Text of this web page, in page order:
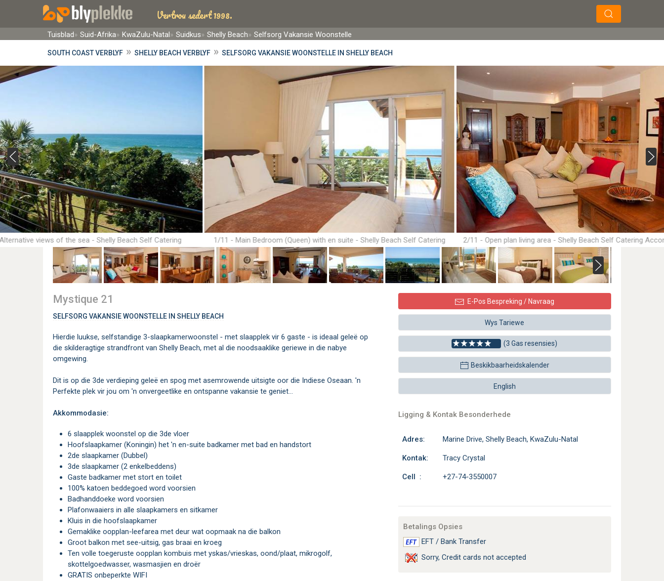
Vertrou sedert 1998.
Tuisblad Suid-Afrika KwaZulu-Natal Suidkus Shelly Beach Selfsorg Vakansie Woonstelle
SOUTH COAST VERBLYF » SHELLY BEACH VERBLYF » SELFSORG VAKANSIE WOONSTELLE IN SHELLY BEACH
1/11 - Main Bedroom (Queen) with en suite - Shelly Beach Self Catering
Accommodation
2/11 - Open plan living area - Shelly Beach Self Catering
views of the sea - Shelly Beach Self Catering
Accommodation
E-Pos Bespreking / Navraag
Wys Tariewe
(3 Gas resensies)
Beskikbaarheidskalender
English
Ligging & Kontak Besonderhede
Adres: Marine Drive, Shelly Beach, KwaZulu-Natal
Kontak: Tracy Crystal
Cell : +27-74-3550007
Betalings Opsies
EFT / Bank Transfer
Sorry, Credit cards not accepted
Mystique 21
SELFSORG VAKANSIE WOONSTELLE IN SHELLY BEACH
Hierdie luukse, selfstandige 3-slaapkamerwoonstel - met slaapplek vir 6 gaste - is ideaal geleë op
die skilderagtige strandfront van Shelly Beach, met al die noodsaaklike geriewe in die nabye
omgewing.
Dit is op die 3de verdieping geleë en spog met asemrowende uitsigte oor die Indiese Oseaan. 'n
Perfekte plek vir jou om 'n onvergeetlike en ontspanne vakansie te geniet...
Akkommodasie:
6 slaapplek woonstel op die 3de vloer
Hoofslaapkamer (Koningin) het 'n en-suite badkamer met bad en handstort
2de slaapkamer (Dubbel)
3de slaapkamer (2 enkelbeddens)
Gaste badkamer met stort en toilet
100% katoen beddegoed word voorsien
Badhanddoeke word voorsien
Plafonwaaiers in alle slaapkamers en sitkamer
Kluis in die hoofslaapkamer
Gemaklike oopplan-leefarea met deur wat oopmaak na die balkon
Groot balkon met see-uitsig, gas braai en kroeg
Ten volle toegeruste oopplan kombuis met yskas/vrieskas, oond/plaat, mikrogolf,
skottelgoedwasser, wasmasjien en droër
GRATIS onbeperkte WIFI